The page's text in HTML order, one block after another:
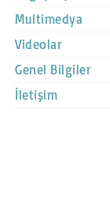
Multimedya
Videolar
Genel Bilgiler
İletişim